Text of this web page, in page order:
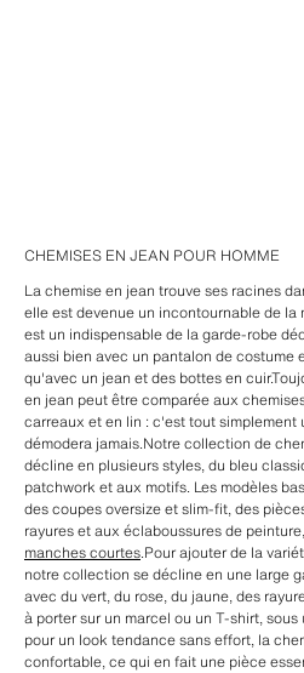
CHEMISES EN JEAN POUR HOMME
La chemise en jean trouve ses racines
elle est devenue un incontournable de
est un indispensable de la garde-robe
aussi bien avec un pantalon de costume
qu'avec un jean et des bottes en
en jean peut être comparée aux
carreaux et en lin : c'est tout simplement
démodera jamais.Notre collection de
décline en plusieurs styles, du bleu
patchwork et aux motifs. Les modèles
des coupes oversize et slim-fit, des
rayures et aux éclaboussures de
manches courtes.Pour ajouter de la
notre collection se décline en une large
avec du vert, du rose, du jaune, des
à porter sur un marcel ou un T-shirt,
pour un look tendance sans effort, la
confortable, ce qui en fait une pièce